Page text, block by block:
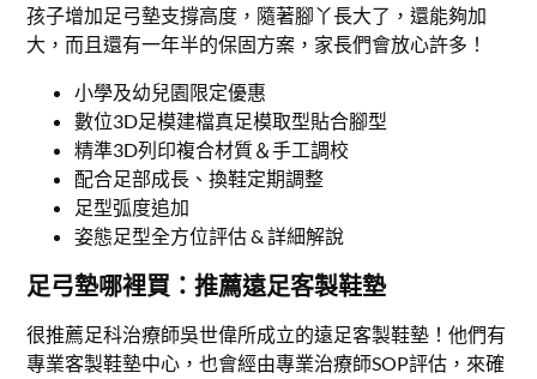
孩子增加足弓墊支撐高度，隨著腳丫長大了，還能夠加
大，而且還有一年半的保固方案，家長們會放心許多！
小學及幼兒園限定優惠
數位3D足模建檔真足模取型貼合腳型
精準3D列印複合材質＆手工調校
配合足部成長、換鞋定期調整
足型弧度追加
姿態足型全方位評估 & 詳細解說
足弓墊哪裡買：推薦遠足客製鞋墊
很推薦足科治療師吳世偉所成立的遠足客製鞋墊！他們有
專業客製鞋墊中心，也會經由專業治療師SOP評估，來確